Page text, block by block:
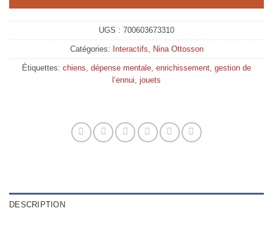
UGS : 700603673310
Catégories: Interactifs, Nina Ottosson
Étiquettes: chiens, dépense mentale, enrichissement, gestion de
l’ennui, jouets
DESCRIPTION